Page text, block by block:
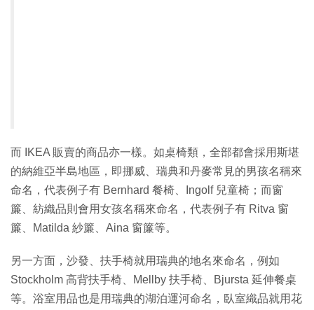
而 IKEA 販賣的商品亦一樣。如桌椅類，全部都會採用斯堪
的納維亞半島地區，即挪威、瑞典和丹麥常見的男孩名稱來
命名，代表例子有 Bernhard 餐椅、Ingolf 兒童椅；而窗
簾、紡織品則會用女孩名稱來命名，代表例子有 Ritva 窗
簾、Matilda 紗簾、Aina 窗簾等。
另一方面，沙發、扶手椅就用瑞典的地名來命名，例如
Stockholm 高背扶手椅、Mellby 扶手椅、Bjursta 延伸餐桌
等。浴室用品也是用瑞典的湖泊運河命名，臥室織品就用花